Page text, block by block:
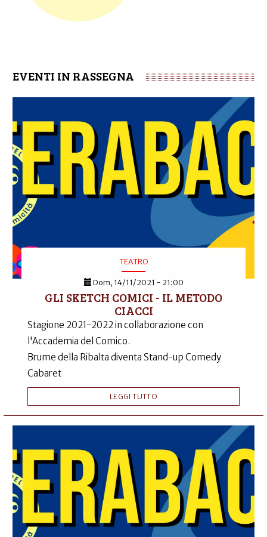
EVENTI IN RASSEGNA
TEATRO
Dom, 14/11/2021 - 21:00
GLI SKETCH COMICI - IL METODO
CIACCI
Stagione 2021-2022 in collaborazione con
l'Accademia del Comico.
Brume della Ribalta diventa Stand-up Comedy
Cabaret
LEGGI TUTTO